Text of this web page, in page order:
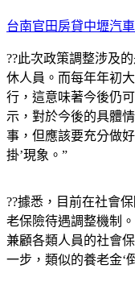
台南官田房貸中壢汽
??此次政策調整涉及
休人員。而每年年初
行，這意味著今後仍
示，對於今後的具體
事，但應該要充分做
掛’現象。”
??據悉，目前在社會
老保險待遇調整機制
兼顧各類人員的社會
一步，類似的養老金‘